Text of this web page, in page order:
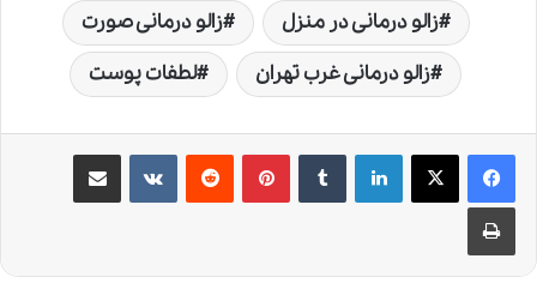
زالو درمانی در منزل
زالو درمانی صورت
زالو درمانی غرب تهران
لطفات پوست
لینکدین ‫تامبلر ‫پین‌ترست‫رددیت ‫VKontakteاشتراک گذاری از طریق ایمیل
چاپ